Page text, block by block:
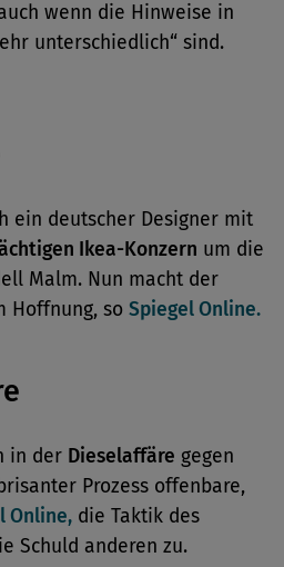
wenn die Hinweise in
unterschiedlich“ sind.
ein deutscher Designer mit
Ikea-Konzern um die
Malm. Nun macht der
Hoffnung, so Spiegel Online.
in der Dieselaffäre gegen
Prozess offenbare,
Online, die Taktik des
Schuld anderen zu.